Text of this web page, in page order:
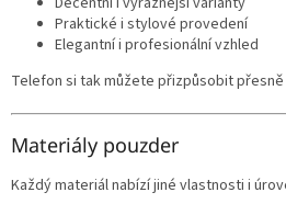
Praktické i stylové provedení
Elegantní i profesionální vzhled
Telefon si tak můžete přizpůsobit
Materiály pouzder
Každý materiál nabízí jiné vlastnosti i